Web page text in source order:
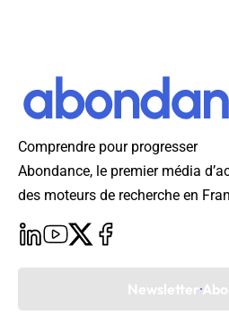
Comprendre pour progresser
Abondance, le premier média
des moteurs de recherche en
Newsletter